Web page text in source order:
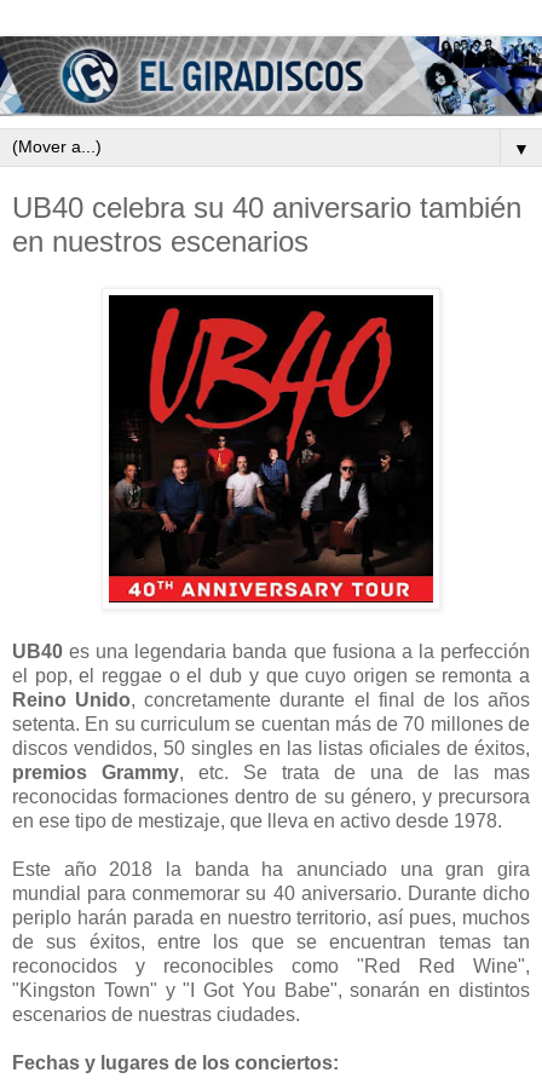
▼
UB40 celebra su 40 aniversario también
en nuestros escenarios
UB40 es una legendaria banda que fusiona a la perfección
el pop, el reggae o el dub y que cuyo origen se remonta a
Reino Unido, concretamente durante el final de los años
setenta. En su curriculum se cuentan más de 70 millones de
discos vendidos, 50 singles en las listas oficiales de éxitos,
premios Grammy, etc. Se trata de una de las mas
reconocidas formaciones dentro de su género, y precursora
en ese tipo de mestizaje, que lleva en activo desde 1978.
Este año 2018 la banda ha anunciado una gran gira
mundial para conmemorar su 40 aniversario. Durante dicho
periplo harán parada en nuestro territorio, así pues, muchos
de sus éxitos, entre los que se encuentran temas tan
reconocidos y reconocibles como "Red Red Wine",
"Kingston Town" y "I Got You Babe", sonarán en distintos
escenarios de nuestras ciudades.
Fechas y lugares de los conciertos: